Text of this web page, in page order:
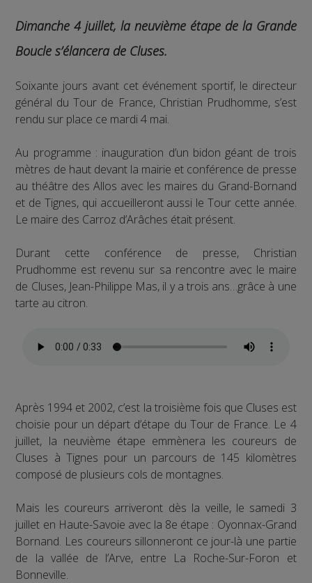
Dimanche 4 juillet, la neuvième étape de la Grande
Boucle s’élancera de Cluses.
Soixante jours avant cet événement sportif, le directeur
général du Tour de France, Christian Prudhomme, s’est
rendu sur place ce mardi 4 mai.
Au programme : inauguration d’un bidon géant de trois
mètres de haut devant la mairie et conférence de presse
au théâtre des Allos avec les maires du Grand-Bornand
et de Tignes, qui accueilleront aussi le Tour cette année.
Le maire des Carroz d’Arâches était présent.
Durant cette conférence de presse, Christian
Prudhomme est revenu sur sa rencontre avec le maire
de Cluses, Jean-Philippe Mas, il y a trois ans…grâce à une
tarte au citron.
Après 1994 et 2002, c’est la troisième fois que Cluses est
choisie pour un départ d’étape du Tour de France. Le 4
juillet, la neuvième étape emmènera les coureurs de
Cluses à Tignes pour un parcours de 145 kilomètres
composé de plusieurs cols de montagnes.
Mais les coureurs arriveront dès la veille, le samedi 3
juillet en Haute-Savoie avec la 8e étape : Oyonnax-Grand
Bornand. Les coureurs sillonneront ce jour-là une partie
de la vallée de l’Arve, entre La Roche-Sur-Foron et
Bonneville.